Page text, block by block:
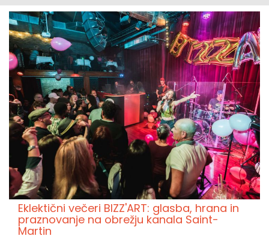
Eklektični večeri BIZZ'ART: glasba, hrana in
praznovanje na obrežju kanala Saint-
Martin